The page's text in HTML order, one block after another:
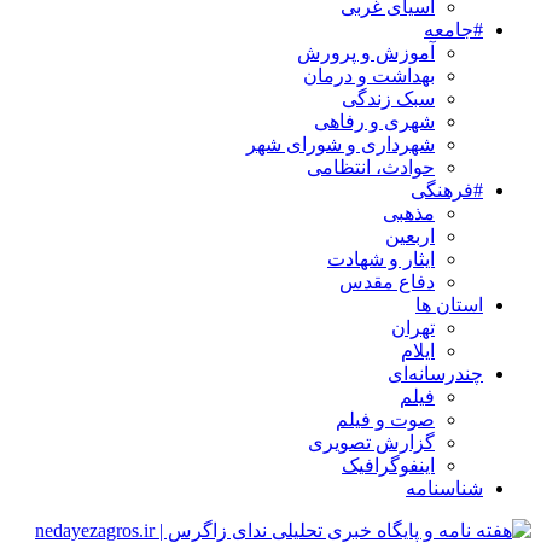
آسیای غربی
#جامعه
آموزش و پرورش
بهداشت و درمان
سبک زندگی
شهری و رفاهی
شهرداری و شورای شهر
حوادث، انتظامی
#فرهنگی
مذهبی
اربعین
ایثار و شهادت
دفاع مقدس
استان ها
تهران
ایلام
چندرسانه‌ای
فیلم
صوت و فیلم
گزارش تصویری
اینفوگرافیک
شناسنامه